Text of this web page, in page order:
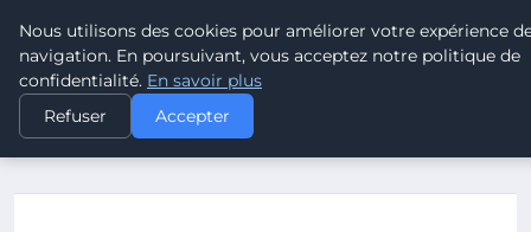
POUVOIR OUVRIER
ACCUEIL
CRÉATION D’ENTREPRISE
NORMES ISO ET LOGISTIQUE VERTE : QUELLES OBLIGATIONS À…
Nous utilisons des cookies pour améliorer votre expérience
navigation. En poursuivant, vous acceptez notre politique de
confidentialité. En savoir plus
Refuser
Accepter